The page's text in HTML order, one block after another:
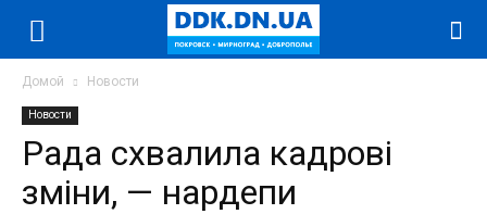
Домой Новости
Новости
Рада схвалила кадрові
зміни, — нардепи